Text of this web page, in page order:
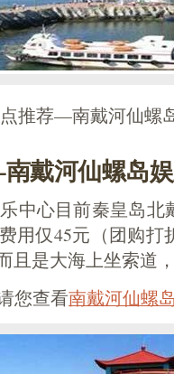
推荐—南戴河仙螺
戴河仙螺岛
目前秦皇岛北
用仅45元（团购打
且是大海上坐索道
查看南戴河仙螺